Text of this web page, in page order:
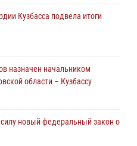
виновника причинения
повредившего имущество
действия и защитили
Кузбасса подвела итоги
назначен начальником
области – Кузбассу
силу новый федеральный закон о